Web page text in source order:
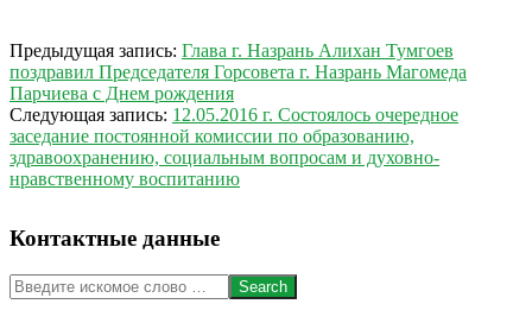
2016-
05-
16
Предыдущая запись: Глава г. Назрань Алихан Тумгоев
поздравил Председателя Горсовета г. Назрань Магомеда
Парчиева с Днем рождения
Следующая запись: 12.05.2016 г. Состоялось очередное
заседание постоянной комиссии по образованию,
здравоохранению, социальным вопросам и духовно-
нравственному воспитанию
Контактные данные
Search